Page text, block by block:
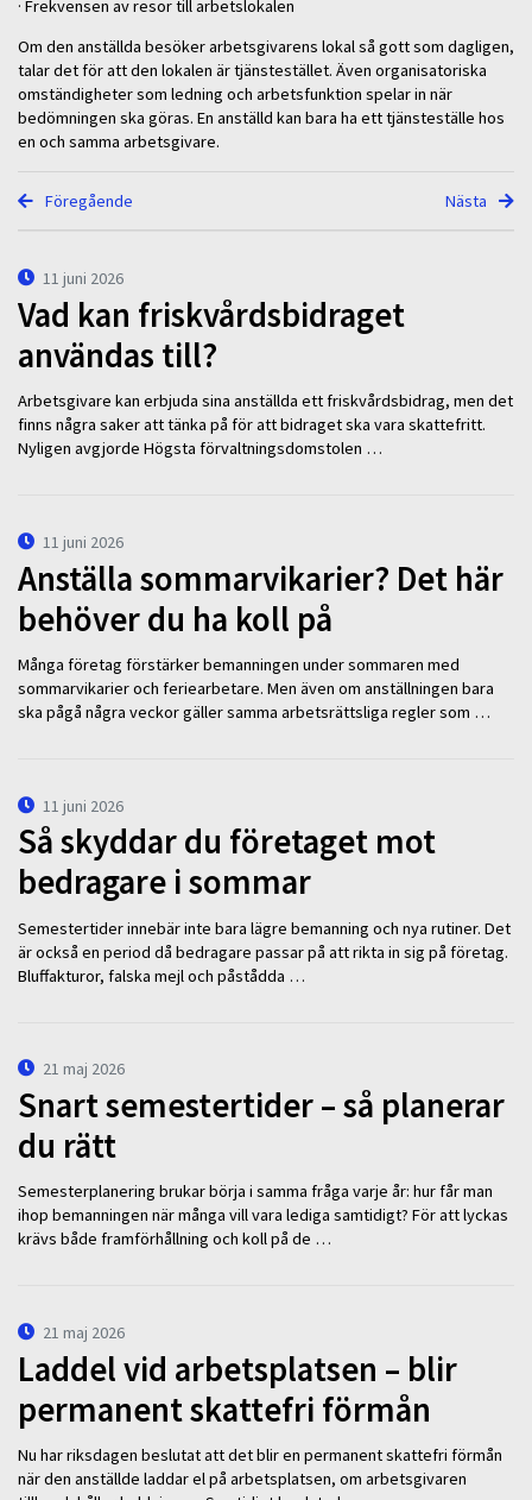
· Frekvensen av resor till arbetslokalen
Om den anställda besöker arbetsgivarens lokal så gott som dagligen,
talar det för att den lokalen är tjänstestället. Även organisatoriska
omständigheter som ledning och arbetsfunktion spelar in när
bedömningen ska göras. En anställd kan bara ha ett tjänsteställe hos
en och samma arbetsgivare.
Föregående Nästa
11 juni 2026
Vad kan friskvårdsbidraget
användas till?
Arbetsgivare kan erbjuda sina anställda ett friskvårdsbidrag, men det
finns några saker att tänka på för att bidraget ska vara skattefritt.
Nyligen avgjorde Högsta förvaltningsdomstolen …
11 juni 2026
Anställa sommarvikarier? Det här
behöver du ha koll på
Många företag förstärker bemanningen under sommaren med
sommarvikarier och feriearbetare. Men även om anställningen bara
ska pågå några veckor gäller samma arbetsrättsliga regler som …
11 juni 2026
Så skyddar du företaget mot
bedragare i sommar
Semestertider innebär inte bara lägre bemanning och nya rutiner. Det
är också en period då bedragare passar på att rikta in sig på företag.
Bluffakturor, falska mejl och påstådda …
21 maj 2026
Snart semestertider – så planerar
du rätt
Semesterplanering brukar börja i samma fråga varje år: hur får man
ihop bemanningen när många vill vara lediga samtidigt? För att lyckas
krävs både framförhållning och koll på de …
21 maj 2026
Laddel vid arbetsplatsen – blir
permanent skattefri förmån
Nu har riksdagen beslutat att det blir en permanent skattefri förmån
när den anställde laddar el på arbetsplatsen, om arbetsgivaren